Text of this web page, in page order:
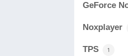
GeForce
Noxplayer
TPS 1